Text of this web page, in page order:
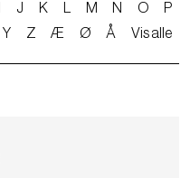
J K M N O
P
Y Z Æ Ø Å Vis alle